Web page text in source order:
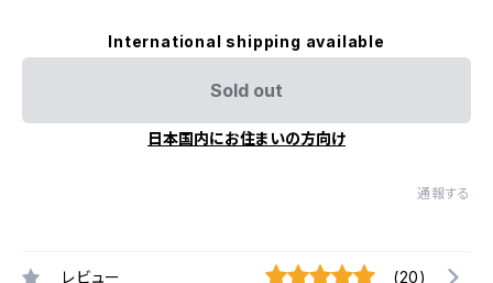
International shipping available
Sold out
日本国内にお住まいの方向け
通報する
レビュー (20)